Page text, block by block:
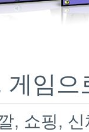
게임
, 쇼핑,